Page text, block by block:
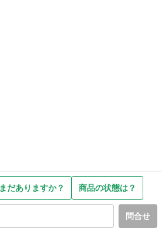
まだありますか？ 商品の状態は？
問合せ